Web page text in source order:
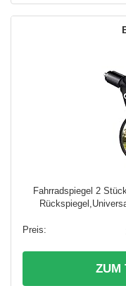
Fahrradspiegel 2
ZUM